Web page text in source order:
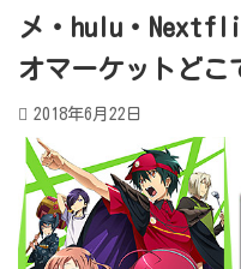
メ・hulu・Nextflix
オマーケットどこ
2018年6月22日